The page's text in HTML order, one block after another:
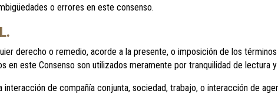
o errores en este consenso.
derecho o remedio, acorde a la presente, o imposición de los
en este Consenso son utilizados meramente por tranquilidad de lectura
interacción de compañía conjunta, sociedad, trabajo, o interacción de